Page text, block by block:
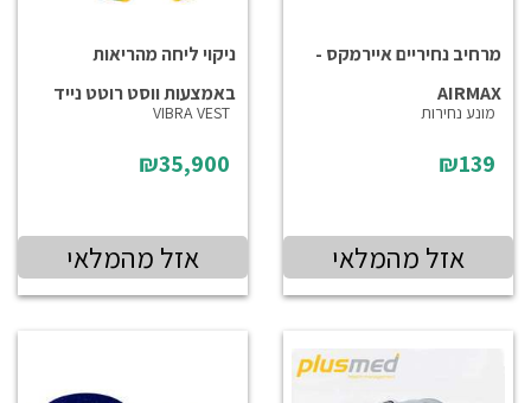
מרחיב נחיריים איירמקס -
AIRMAX
מונע נחירות
₪139
אזל מהמלאי
ניקוי ליחה מהריאות
באמצעות ווסט רוטט נייד
VIBRA VEST
₪35,900
אזל מהמלאי